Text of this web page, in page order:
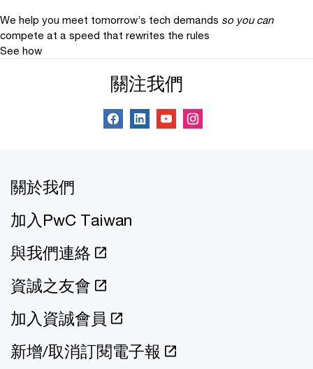
We help you meet tomorrow’s tech demands so you can
compete at a speed that rewrites the rules
See how
關注我們
關於我們
加入PwC Taiwan
與我們連絡
資誠之友會
加入資誠會員
新增/取消訂閱電子報